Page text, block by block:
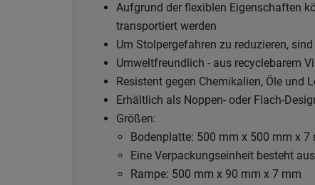
Aufgrund der flexiblen Eigenschaften
transportiert werden
Um Stolpergefahren zu reduzieren,
Umweltfreundlich - aus recyclebarem
Resistent gegen Chemikalien, Öle und
Erhältlich als Noppen- oder Flach-
Größen:
Bodenplatte: 500 mm x 500 mm x 7
Eine Verpackungseinheit besteht
Rampe: 500 mm x 90 mm x 7 mm